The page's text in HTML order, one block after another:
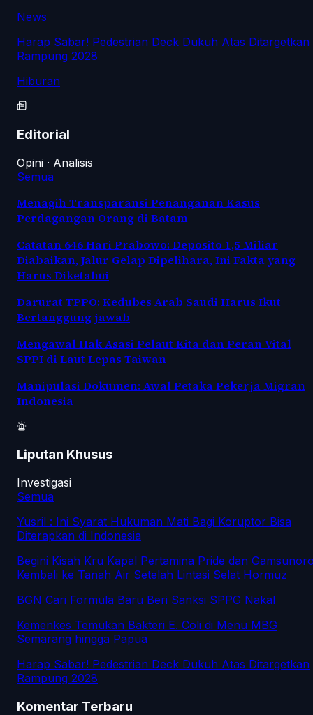
News
Harap Sabar! Pedestrian Deck Dukuh Atas Ditargetkan
Rampung 2028
Hiburan
Editorial
Opini · Analisis
Semua
Menagih Transparansi Penanganan Kasus
Perdagangan Orang di Batam
Catatan 646 Hari Prabowo: Deposito 1,5 Miliar
Diabaikan, Jalur Gelap Dipelihara, Ini Fakta yang
Harus Diketahui
Darurat TPPO: Kedubes Arab Saudi Harus Ikut
Bertanggung jawab
Mengawal Hak Asasi Pelaut Kita dan Peran Vital
SPPI di Laut Lepas Taiwan
Manipulasi Dokumen: Awal Petaka Pekerja Migran
Indonesia
Liputan Khusus
Investigasi
Semua
Yusril : Ini Syarat Hukuman Mati Bagi Koruptor Bisa
Diterapkan di Indonesia
Begini Kisah Kru Kapal Pertamina Pride dan
Kembali ke Tanah Air Setelah Lintasi Selat Hormuz
BGN Cari Formula Baru Beri Sanksi SPPG Nakal
Kemenkes Temukan Bakteri E. Coli di Menu MBG
Semarang hingga Papua
Harap Sabar! Pedestrian Deck Dukuh Atas Ditargetkan
Rampung 2028
Komentar Terbaru